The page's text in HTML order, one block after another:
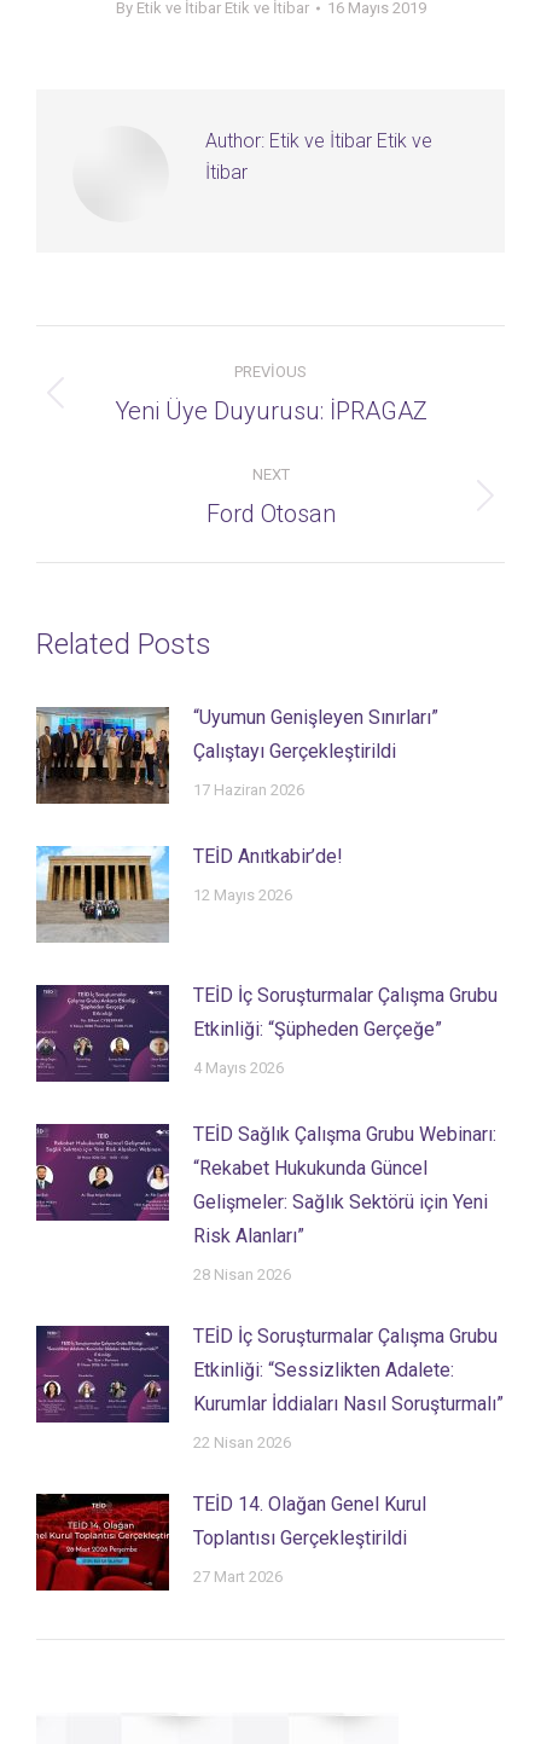
By Etik ve İtibar Etik ve İtibar 16 Mayıs 2019
Author: Etik ve İtibar Etik ve
İtibar
navigation
PREVIOUS
Previous
Yeni Üye Duyurusu: İPRAGAZ
NEXT
Next
Ford Otosan
Related Posts
“Uyumun Genişleyen Sınırları”
Çalıştayı Gerçekleştirildi
17 Haziran 2026
TEİD Anıtkabir’de!
12 Mayıs 2026
TEİD İç Soruşturmalar Çalışma Grubu
Etkinliği: “Şüpheden Gerçeğe”
4 Mayıs 2026
TEİD Sağlık Çalışma Grubu Webinarı:
“Rekabet Hukukunda Güncel
Gelişmeler: Sağlık Sektörü için Yeni
Risk Alanları”
28 Nisan 2026
TEİD İç Soruşturmalar Çalışma Grubu
Etkinliği: “Sessizlikten Adalete:
Kurumlar İddiaları Nasıl Soruşturmalı”
22 Nisan 2026
TEİD 14. Olağan Genel Kurul
Toplantısı Gerçekleştirildi
27 Mart 2026